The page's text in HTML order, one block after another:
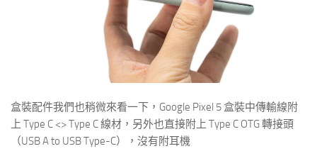
盒裝配件我們也稍微來看一下，Google Pixel 5 盒裝中傳輸線附
上 Type C <> Type C 線材，另外也直接附上 Type C OTG 轉接頭
（USB A to USB Type-C），沒有附耳機